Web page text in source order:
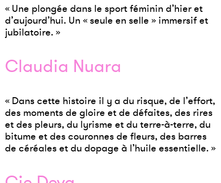
« Une plongée dans le sport féminin d’hier et
d’aujourd’hui. Un « seule en selle » immersif et
jubilatoire. »
Claudia Nuara
« Dans cette histoire il y a du risque, de l’effort,
des moments de gloire et de défaites, des rires
et des pleurs, du lyrisme et du terre-à-terre, du
bitume et des couronnes de fleurs, des barres
de céréales et du dopage à l’huile essentielle. »